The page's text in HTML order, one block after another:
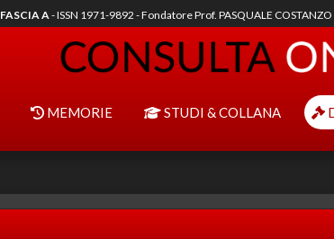
FASCIA A- ISSN 1971-9892 - Fondatore Prof. PASQUALE COSTANZO
MEMORIE STUDI & COLLANA